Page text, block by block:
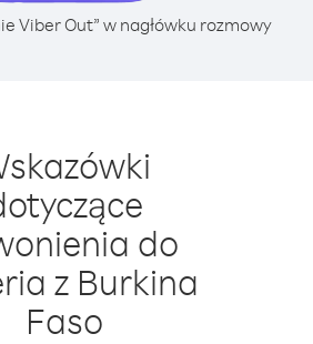
Viber Out” w nagłówku rozmowy
do
z Burkina
Faso